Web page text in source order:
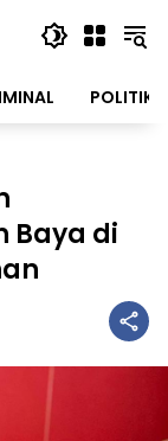
POLITIK
Baya di